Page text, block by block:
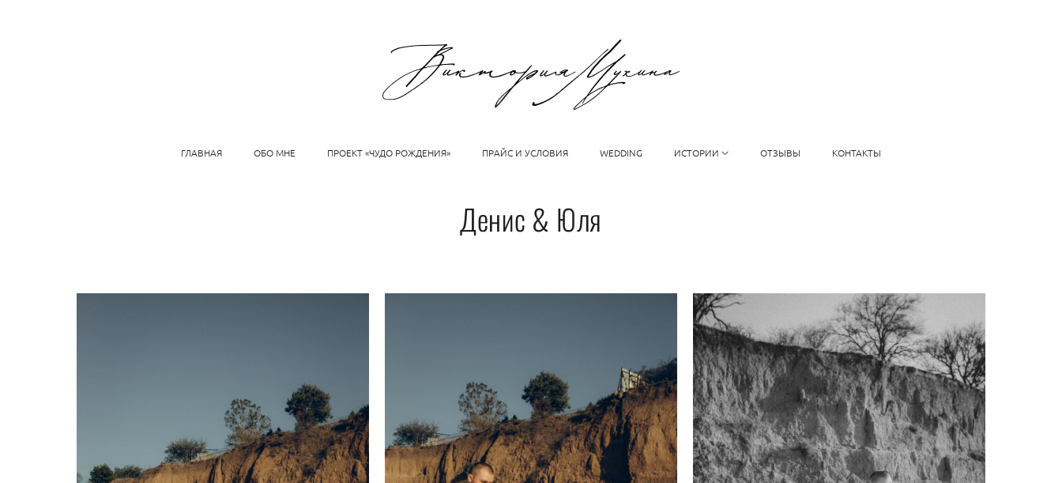
ГЛАВНАЯ ОБО МНЕ ПРОЕКТ «ЧУДО РОЖДЕНИЯ» ПРАЙС И УСЛОВИЯ WEDDING ИСТОРИИ ОТЗЫВЫ КОНТАКТЫ
Денис & Юля